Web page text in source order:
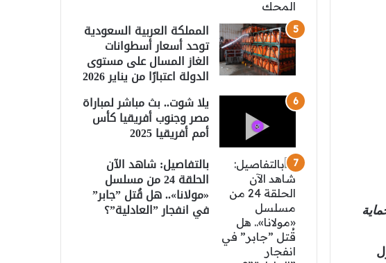
المملكة العربية السعودية
توحد أسعار أسطوانات
الغاز المسال على مستوى
الدولة اعتبارًا من يناير 2026
يلا شوت.. بث مباشر لمباراة
مصر وجنوب أفريقيا كأس
أمم أفريقيا 2025
بالتفاصيل: شاهد الآن
الحلقة 24 من مسلسل
«مولانا».. هل قُتل ”جابر”
في انفجار ”العادلية”؟